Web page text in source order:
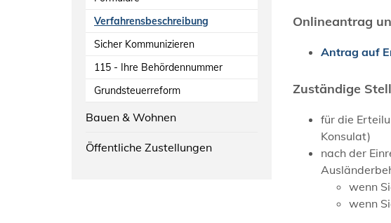
Verfahrensbeschreibung
Sicher Kommunizieren
115 - Ihre Behördennummer
Grundsteuerreform
Bauen & Wohnen
Öffentliche Zustellungen
Onlineantrag
Antrag auf
Zuständige
für die
Konsulat)
nach der
wenn
wenn